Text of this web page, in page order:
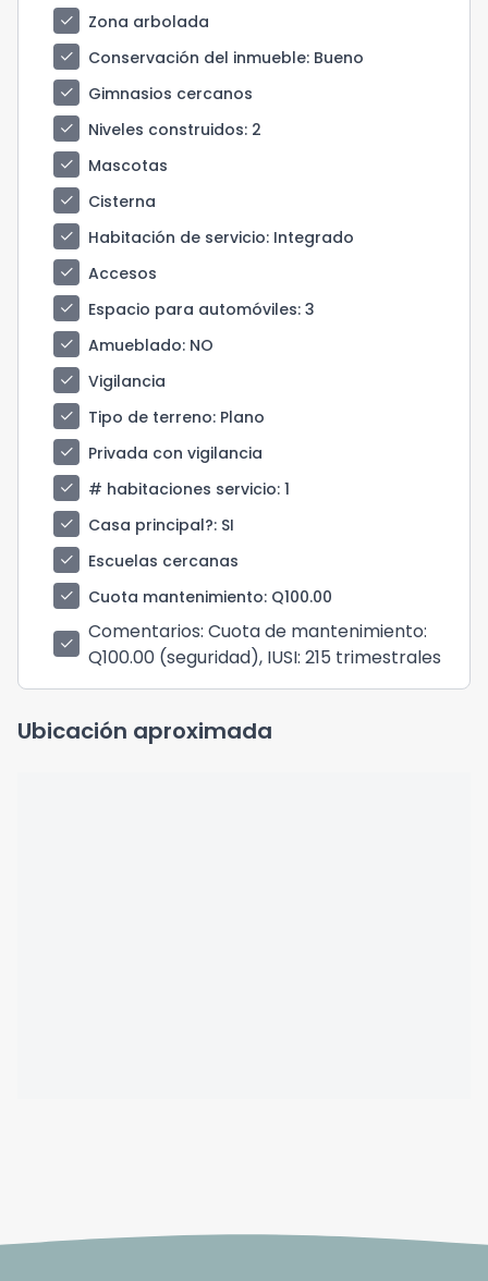
check
Zona arbolada
check
Conservación del inmueble: Bueno
check
Gimnasios cercanos
check
Niveles construidos: 2
check
Mascotas
check
Cisterna
check
Habitación de servicio: Integrado
check
Accesos
check
Espacio para automóviles: 3
check
Amueblado: NO
check
Vigilancia
check
Tipo de terreno: Plano
check
Privada con vigilancia
check
# habitaciones servicio: 1
check
Casa principal?: SI
check
Escuelas cercanas
check
Cuota mantenimiento: Q100.00
check Comentarios: Cuota de mantenimiento:
Q100.00 (seguridad), IUSI: 215 trimestrales
Ubicación aproximada